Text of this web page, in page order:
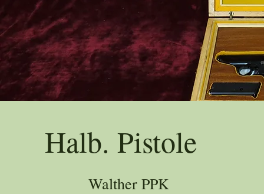
Halb. Pistole
Walther PPK